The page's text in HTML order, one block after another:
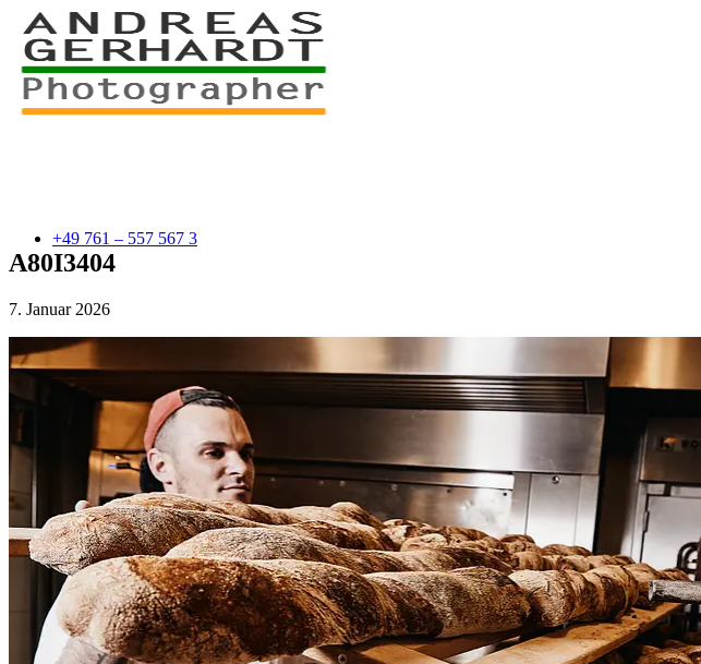
+49 761 – 557 567 3
myStory
Portfolio
People
A80I3404
7. Januar 2026